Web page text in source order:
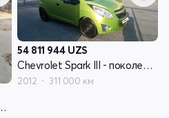
- поколение
54 811 944 UZS
Chevrolet Spark III - поколение
2012 311 000 км